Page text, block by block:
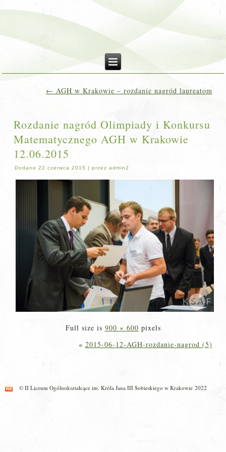
← AGH w Krakowie – rozdanie nagród laureatom
Rozdanie nagród Olimpiady i Konkursu
Matematycznego AGH w Krakowie
12.06.2015
Dodane 22 czerwca 2015 |przez admin2
Full size is 900 × 600 pixels
« 2015-06-12-AGH-rozdanie-nagrod (5)
© II Liceum Ogólnokształcące im. Króla Jana III Sobieskiego w Krakowie 2022